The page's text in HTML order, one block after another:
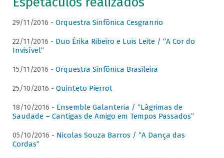
29/11/2016 - Orquestra Sinfônica Cesgranrio
22/11/2016 - Duo Érika Ribeiro e Luis Leite / “A Cor do
Invisível”
15/11/2016 - Orquestra Sinfônica Brasileira
25/10/2016 - Quinteto Pierrot
18/10/2016 - Ensemble Galanteria / “Lágrimas de
Saudade – Cantigas de Amigo em Tempos Passados”
05/10/2016 - Nicolas Souza Barros / “A Dança das
Cordas”